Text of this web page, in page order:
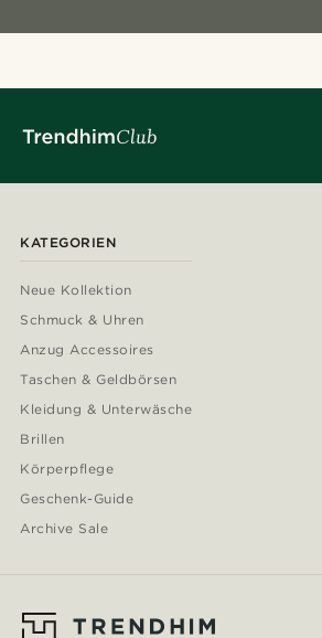
KATEGORIEN
Neue Kollektion
Schmuck & Uhren
Anzug Accessoires
Taschen & Geldbörsen
Kleidung & Unterwäsche
Brillen
Körperpflege
Geschenk-Guide
Archive Sale